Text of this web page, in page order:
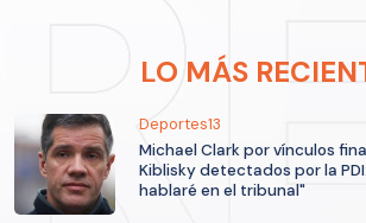
LO MÁS
Deportes13
Michael Clark por vínculos
Kiblisky detectados por la
hablaré en el tribunal"